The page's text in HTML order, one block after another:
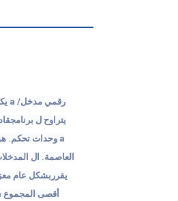
a رقمي مدخل/
يتراوح ل برنامج
وحدات تحكم.
a
العاصمة. ال
يقرر بشكل عام
أقصى المجموع